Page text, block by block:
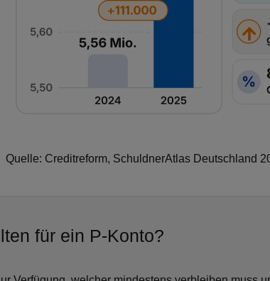
Quelle: Creditreform, SchuldnerAtlas Deutschland
für ein P-Konto?